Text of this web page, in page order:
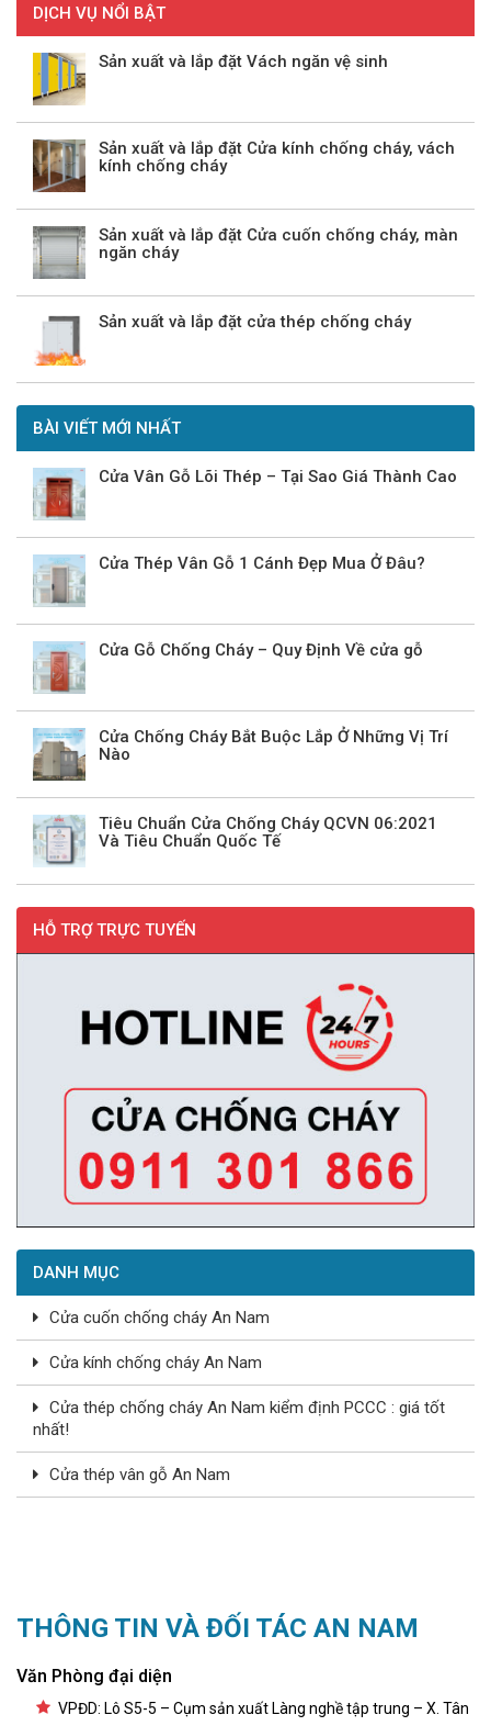
DỊCH VỤ NỔI BẬT
Sản xuất và lắp đặt Vách ngăn vệ sinh
Sản xuất và lắp đặt Cửa kính chống cháy, vách
kính chống cháy
Sản xuất và lắp đặt Cửa cuốn chống cháy, màn
ngăn cháy
Sản xuất và lắp đặt cửa thép chống cháy
BÀI VIẾT MỚI NHẤT
Cửa Vân Gỗ Lõi Thép – Tại Sao Giá Thành Cao
Cửa Thép Vân Gỗ 1 Cánh Đẹp Mua Ở Đâu?
Cửa Gỗ Chống Cháy – Quy Định Về cửa gỗ
Cửa Chống Cháy Bắt Buộc Lắp Ở Những Vị Trí
Nào
Tiêu Chuẩn Cửa Chống Cháy QCVN 06:2021
Và Tiêu Chuẩn Quốc Tế
HỖ TRỢ TRỰC TUYẾN
DANH MỤC
Cửa cuốn chống cháy An Nam
Cửa kính chống cháy An Nam
Cửa thép chống cháy An Nam kiểm định PCCC : giá tốt
nhất!
Cửa thép vân gỗ An Nam
THÔNG TIN VÀ ĐỐI TÁC AN NAM
Văn Phòng đại diện
VPĐD: Lô S5-5 – Cụm sản xuất Làng nghề tập trung – X. Tân